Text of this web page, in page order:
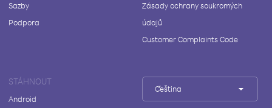
Sazby
Podpora
Zásady ochrany soukromých
údajů
Customer Complaints Code
STÁHNOUT
Android
Čeština